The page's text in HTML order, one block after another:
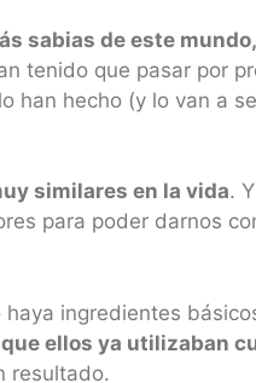
sabias de este mundo,
tenido que pasar por
hecho (y lo van a
similares en la vida.
para poder darnos
ingredientes
ellos ya utilizaban
resultado.